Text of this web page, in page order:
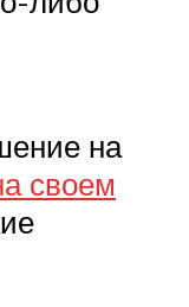
на
своем